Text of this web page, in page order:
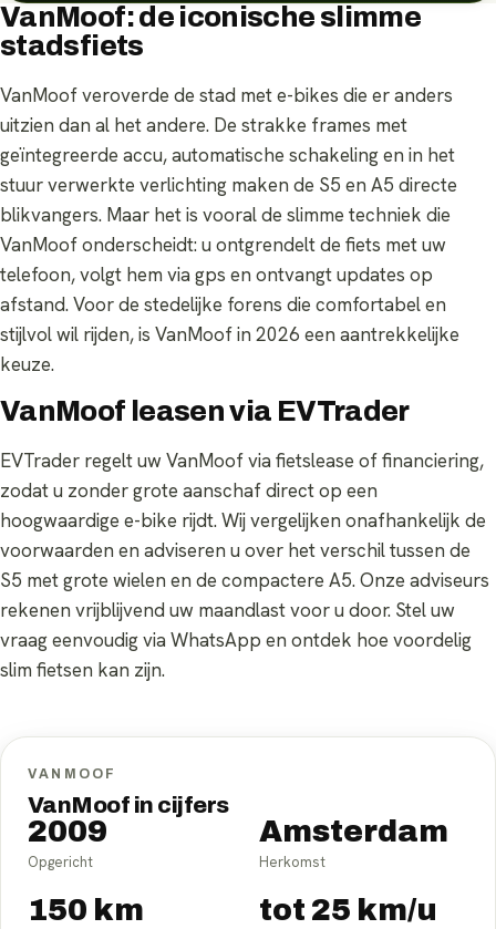
VanMoof: de iconische slimme
stadsfiets
VanMoof veroverde de stad met e-bikes die er anders
uitzien dan al het andere. De strakke frames met
geïntegreerde accu, automatische schakeling en in het
stuur verwerkte verlichting maken de S5 en A5 directe
blikvangers. Maar het is vooral de slimme techniek die
VanMoof onderscheidt: u ontgrendelt de fiets met uw
telefoon, volgt hem via gps en ontvangt updates op
afstand. Voor de stedelijke forens die comfortabel en
stijlvol wil rijden, is VanMoof in 2026 een aantrekkelijke
keuze.
VanMoof leasen via EVTrader
EVTrader regelt uw VanMoof via fietslease of financiering,
zodat u zonder grote aanschaf direct op een
hoogwaardige e-bike rijdt. Wij vergelijken onafhankelijk de
voorwaarden en adviseren u over het verschil tussen de
S5 met grote wielen en de compactere A5. Onze adviseurs
rekenen vrijblijvend uw maandlast voor u door. Stel uw
vraag eenvoudig via WhatsApp en ontdek hoe voordelig
slim fietsen kan zijn.
VANMOOF
VanMoof in cijfers
2009
Opgericht
Amsterdam
Herkomst
150 km tot 25 km/u